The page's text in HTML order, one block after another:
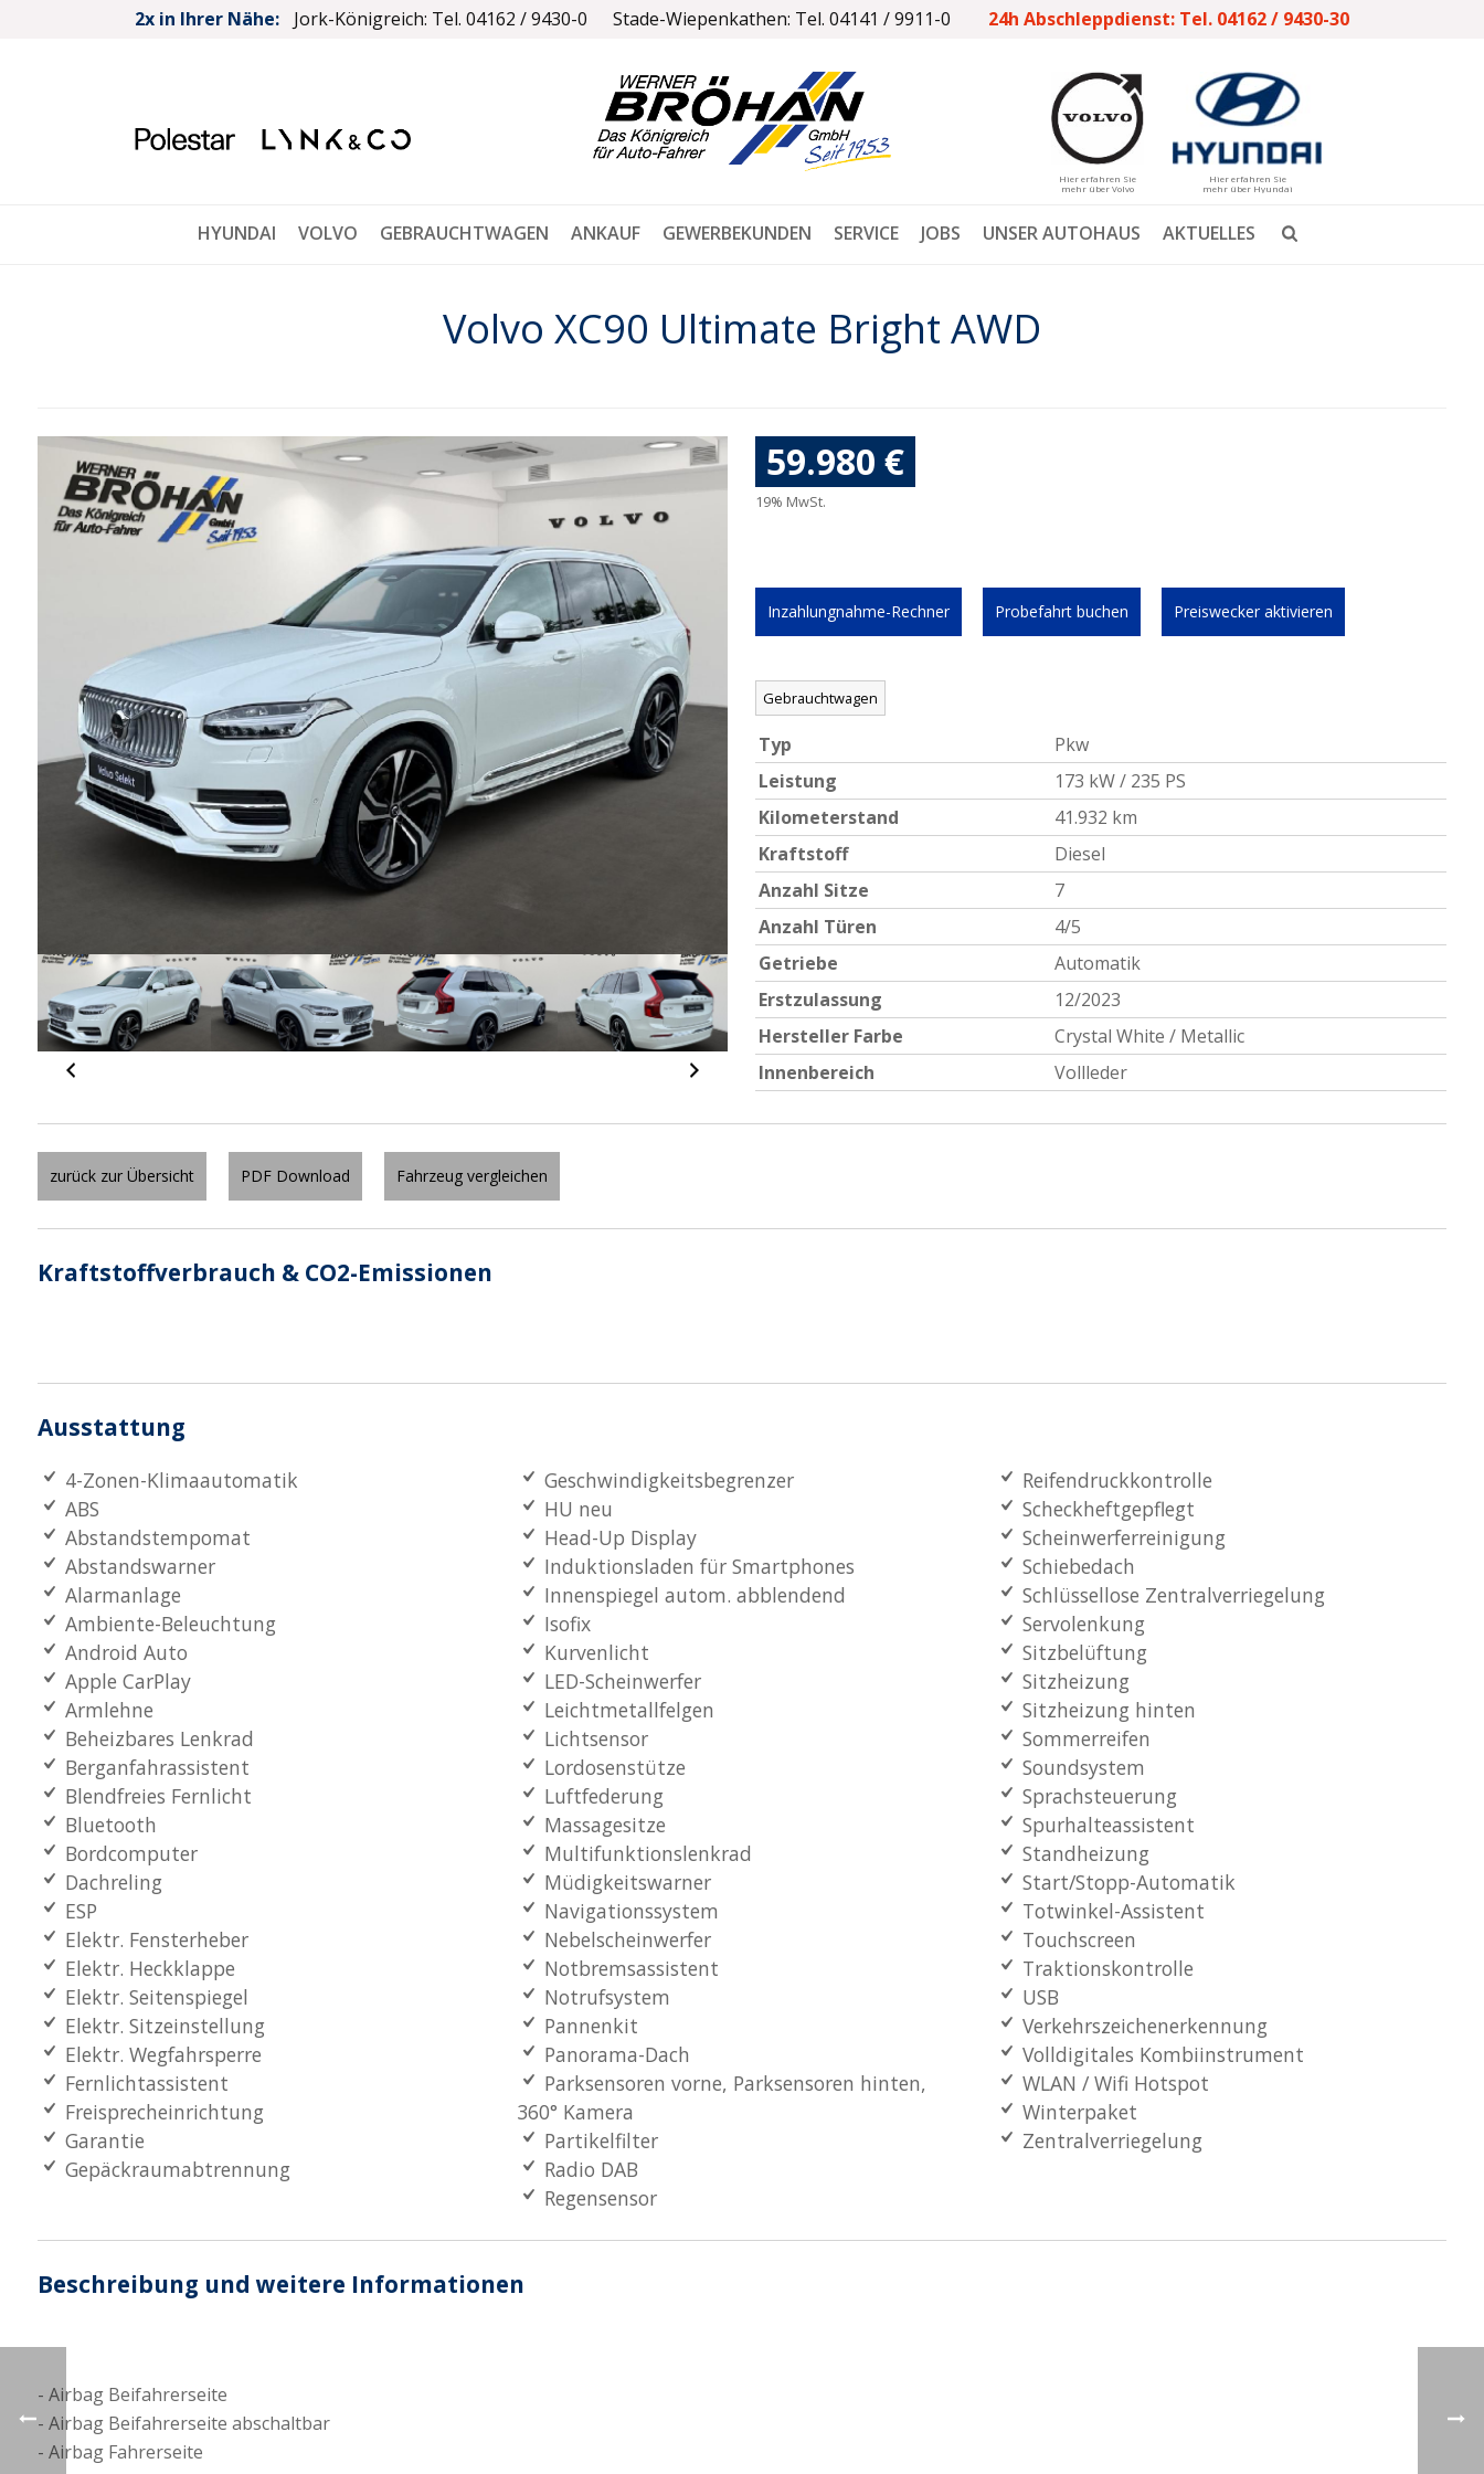
2x in Ihrer Nähe: Jork-Königreich: Tel. 04162 / 9430-0 Stade-Wiepenkathen: Tel. 04141 / 9911-0 24h Abschleppdienst: Tel. 04162 / 9430-30
Hier erfahren Sie
mehr über Volvo
Hier erfahren Sie
mehr über Hyundai
HYUNDAI VOLVO GEBRAUCHTWAGEN ANKAUF GEWERBEKUNDEN SERVICE JOBS UNSER AUTOHAUS AKTUELLES
Volvo XC90 Ultimate Bright AWD
59.980 €
19% MwSt.
Inzahlungnahme-Rechner Probefahrt buchen Preiswecker aktivieren
Gebrauchtwagen
Typ
Pkw
Leistung
173 kW / 235 PS
Kilometerstand
41.932 km
Kraftstoff
Diesel
Anzahl Sitze
7
Anzahl Türen
4/5
Getriebe
Automatik
Erstzulassung
12/2023
Hersteller Farbe
Crystal White / Metallic
Innenbereich
Vollleder
zurück zur Übersicht PDF Download Fahrzeug vergleichen
Kraftstoffverbrauch & CO2-Emissionen
Ausstattung
4-Zonen-Klimaautomatik
ABS
Abstandstempomat
Abstandswarner
Alarmanlage
Ambiente-Beleuchtung
Android Auto
Apple CarPlay
Armlehne
Beheizbares Lenkrad
Berganfahrassistent
Blendfreies Fernlicht
Bluetooth
Bordcomputer
Dachreling
ESP
Elektr. Fensterheber
Elektr. Heckklappe
Elektr. Seitenspiegel
Elektr. Sitzeinstellung
Elektr. Wegfahrsperre
Fernlichtassistent
Freisprecheinrichtung
Garantie
Gepäckraumabtrennung
Geschwindigkeitsbegrenzer
HU neu
Head-Up Display
Induktionsladen für Smartphones
Innenspiegel autom. abblendend
Isofix
Kurvenlicht
LED-Scheinwerfer
Leichtmetallfelgen
Lichtsensor
Lordosenstütze
Luftfederung
Massagesitze
Multifunktionslenkrad
Müdigkeitswarner
Navigationssystem
Nebelscheinwerfer
Notbremsassistent
Notrufsystem
Pannenkit
Panorama-Dach
Parksensoren vorne, Parksensoren hinten,
360° Kamera
Partikelfilter
Radio DAB
Regensensor
Reifendruckkontrolle
Scheckheftgepflegt
Scheinwerferreinigung
Schiebedach
Schlüssellose Zentralverriegelung
Servolenkung
Sitzbelüftung
Sitzheizung
Sitzheizung hinten
Sommerreifen
Soundsystem
Sprachsteuerung
Spurhalteassistent
Standheizung
Start/Stopp-Automatik
Totwinkel-Assistent
Touchscreen
Traktionskontrolle
USB
Verkehrszeichenerkennung
Volldigitales Kombiinstrument
WLAN / Wifi Hotspot
Winterpaket
Zentralverriegelung
Beschreibung und weitere Informationen
Airbag Beifahrerseite
Airbag Beifahrerseite abschaltbar
Airbag Fahrerseite